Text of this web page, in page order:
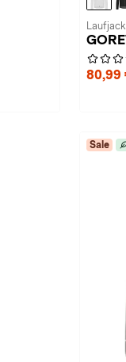
80,99
Sale